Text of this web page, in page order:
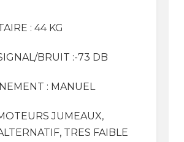
: 44 KG
BRUIT :-73 DB
: MANUEL
JUMEAUX,
TRES FAIBLE